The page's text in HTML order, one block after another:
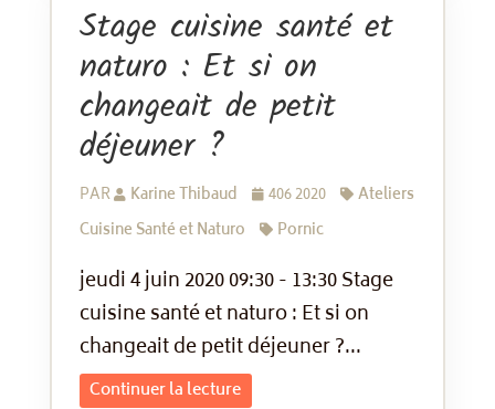
Stage cuisine santé et
naturo : Et si on
changeait de petit
déjeuner ?
PAR Karine Thibaud 406 2020
Ateliers
Cuisine Santé et Naturo
Pornic
jeudi 4 juin 2020 09:30 - 13:30 Stage
cuisine santé et naturo : Et si on
changeait de petit déjeuner ?...
Continuer la lecture